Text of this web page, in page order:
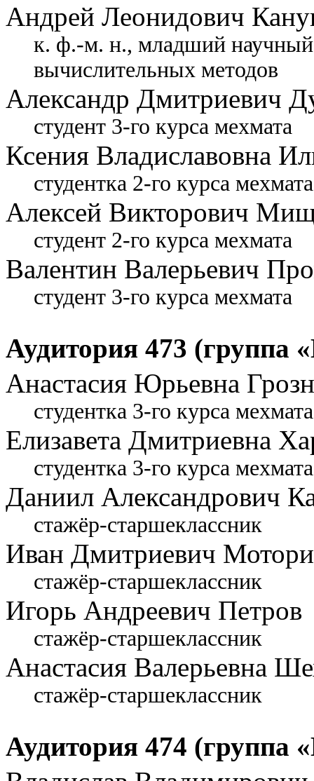
Андрей Леонидович
к. ф.-м. н., младший научный
вычислительных методов
Александр Дмитриевич
студент 3-го курса мехмата
Ксения Владиславовна
студентка 2-го курса мехмата
Алексей Викторович
студент 2-го курса мехмата
Валентин Валерьевич
студент 3-го курса мехмата
Аудитория 473 (группа
Анастасия Юрьевна
студентка 3-го курса мехмата
Елизавета Дмитриевна
студентка 3-го курса мехмата
Даниил Александрович
стажёр-старшеклассник
Иван Дмитриевич
стажёр-старшеклассник
Игорь Андреевич Петров
стажёр-старшеклассник
Анастасия Валерьевна
стажёр-старшеклассник
Аудитория 474 (группа